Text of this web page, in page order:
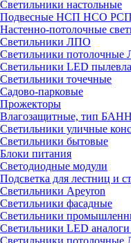
Светильники настольные
Подвесные НСП НСО
Настенно-потолочные
Светильники ЛПО
Светильники потолочные
Светильники LED
Светильники точечные
Садово-парковые
Прожекторы
Влагозащитные, тип
Светильники уличные
Светильники бытовые
Блоки питания
Светодиодные модули
Подсветка для лестниц и
Светильники Apeyron
Светильники фасадные
Светильники
Светильники LED
Светильники